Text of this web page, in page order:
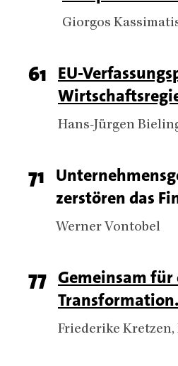
Authors
Giorgos
Page
number
61 Titel
EU-
Authors
Hans-Jürgen
Page
number
71 Titel
zerstören das
Authors
Werner Vontobel
Page
number
77 Titel
Gemeinsam
Transformation.
Authors
Friederike Kretzen